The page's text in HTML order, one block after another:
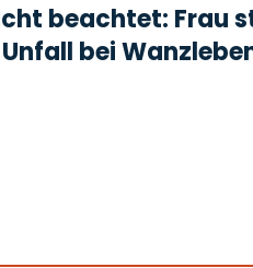
beachtet: Frau
bei